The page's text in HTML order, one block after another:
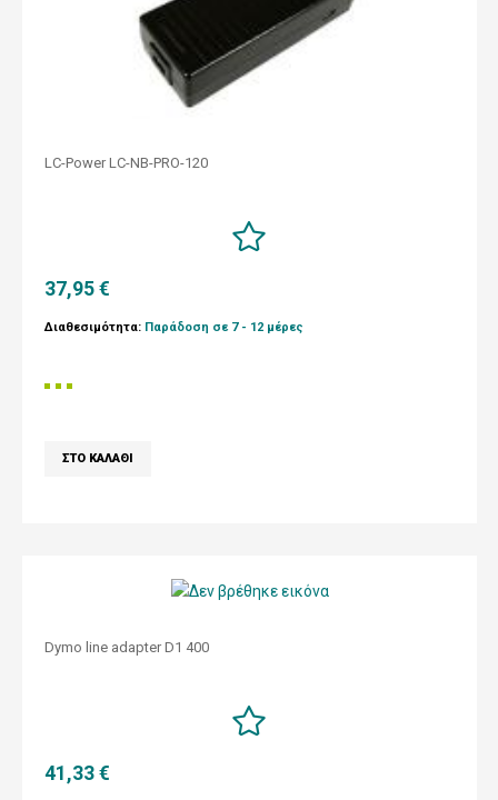
LC-Power LC-NB-PRO-120
37,95 €
Διαθεσιμότητα: Παράδοση σε 7 - 12 μέρες
Dymo line adapter D1 400
41,33 €